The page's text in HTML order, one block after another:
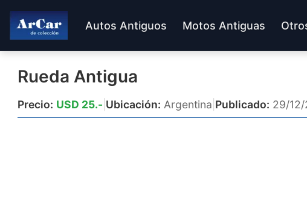
Autos Antiguos Motos Antiguas
Rueda Antigua
Precio: USD 25.- Ubicación: Argentina Publicado: 29/